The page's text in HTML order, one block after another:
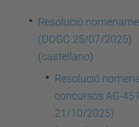
Resolució
(DOGC 25/07/2025)
(castellano)
Resolució
concursos AG-
21/10/2025)